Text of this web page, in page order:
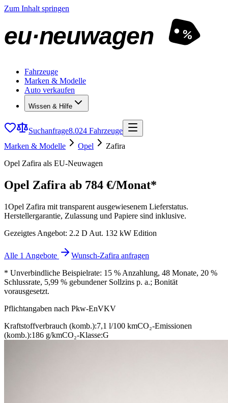
Zum Inhalt springen
eu·neuwagen %
Fahrzeuge
Marken & Modelle
Auto verkaufen
Wissen & Hilfe
Suchanfrage8.024 Fahrzeuge
Marken & Modelle
Opel
Zafira
Opel Zafira als EU-Neuwagen
Opel Zafira ab 784 €/Monat*
1Opel Zafira mit transparent ausgewiesenem Lieferstatus.
Herstellergarantie, Zulassung und Papiere sind inklusive.
Gezeigtes Angebot: 2.2 D Aut. 132 kW Edition
Alle 1 Angebote
Wunsch-Zafira anfragen
* Unverbindliche Beispielrate: 15 % Anzahlung, 48 Monate, 20 %
Schlussrate, 5,99 % gebundener Sollzins p. a.; Bonität
vorausgesetzt.
Pflichtangaben nach Pkw-EnVKV
Kraftstoffverbrauch (komb.):7,1 l/100 kmCO₂-Emissionen
(komb.):186 g/kmCO₂-Klasse:G